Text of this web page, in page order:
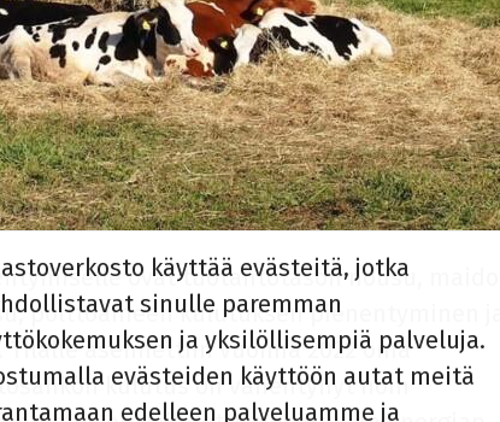
ovat tuotantotason nousu,
polttoaineen kulutuksen pienentyminen
asennettiin vuonna 2022 oma
kulutus on vähentynyt noin
käyttää evästeitä, jotka
sinulle paremman
ja yksilöllisempiä palveluja.
evästeiden käyttöön autat meitä
edelleen palveluamme ja